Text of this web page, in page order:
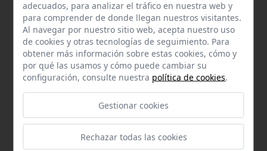
Atención al cliente
Contacta con nosotros y te garantizamos que te
responderemos en menos de 24 horas laborables.
De lunes a jueves de 8:00 a 15:00 y viernes de 8:00 a 14:00
adecuados, para analizar el tráfico en nuestra web y
para comprender de donde llegan nuestros visitantes.
Al navegar por nuestro sitio web, acepta nuestro uso
de cookies y otras tecnologías de seguimiento. Para
obtener más información sobre estas cookies, cómo y
por qué las usamos y cómo puede cambiar su
configuración, consulte nuestra política de cookies.
Gestionar cookies
Rechazar todas las cookies